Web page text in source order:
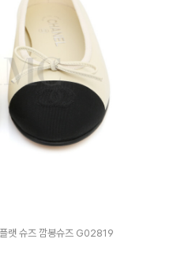
랫 슈즈 깜봉슈즈 G02819